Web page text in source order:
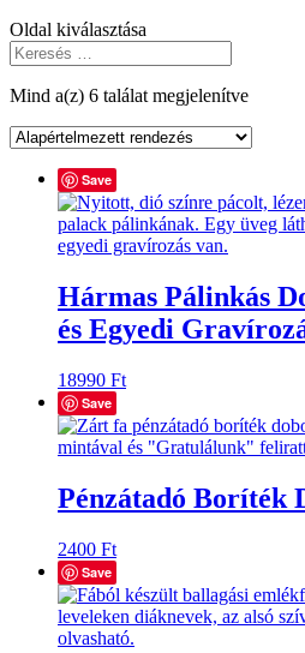
Oldal kiválasztása
Mind a(z) 6 találat megjelenítve
Save
Hármas Pálinkás
és Egyedi
18990 Ft
Save
Pénzátadó Boríték
2400 Ft
Save